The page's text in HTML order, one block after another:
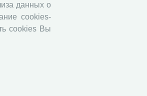
данных о
cookies-
cookies Вы